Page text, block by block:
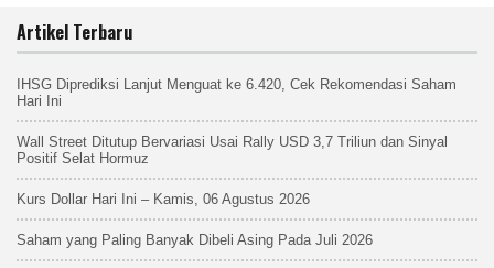
Artikel Terbaru
IHSG Diprediksi Lanjut Menguat ke 6.420, Cek Rekomendasi Saham
Hari Ini
Wall Street Ditutup Bervariasi Usai Rally USD 3,7 Triliun dan Sinyal
Positif Selat Hormuz
Kurs Dollar Hari Ini – Kamis, 06 Agustus 2026
Saham yang Paling Banyak Dibeli Asing Pada Juli 2026